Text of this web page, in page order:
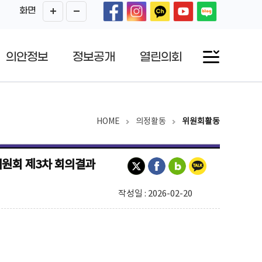
화면
의안정보 정보공개 열린의회
HOME 의정활동 위원회활동
회 제3차 회의결과
작성일 : 2026-02-20